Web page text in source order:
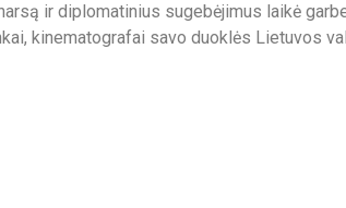
ir diplomatinius sugebėjimus laikė
kinematografai savo duoklės Lietuvos